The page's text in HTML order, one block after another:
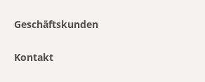
Geschäftskunden
Kontakt